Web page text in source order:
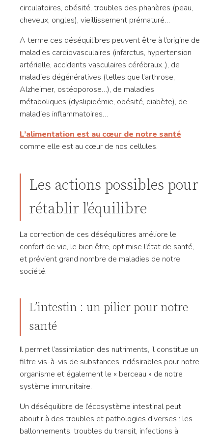
circulatoires, obésité, troubles des phanères (peau,
cheveux, ongles), vieillissement prématuré…
A terme ces déséquilibres peuvent être à l’origine de
maladies cardiovasculaires (infarctus, hypertension
artérielle, accidents vasculaires cérébraux..), de
maladies dégénératives (telles que l’arthrose,
Alzheimer, ostéoporose…), de maladies
métaboliques (dyslipidémie, obésité, diabète), de
maladies inflammatoires…
L’alimentation est au cœur de notre santé
comme elle est au cœur de nos cellules.
Les actions possibles pour
rétablir l'équilibre
La correction de ces déséquilibres améliore le
confort de vie, le bien être, optimise l’état de santé,
et prévient grand nombre de maladies de notre
société.
L’intestin : un pilier pour notre
santé
Il permet l’assimilation des nutriments, il constitue un
filtre vis-à-vis de substances indésirables pour notre
organisme et également le « berceau » de notre
système immunitaire.
Un déséquilibre de l’écosystème intestinal peut
aboutir à des troubles et pathologies diverses : les
ballonnements, troubles du transit, infections à